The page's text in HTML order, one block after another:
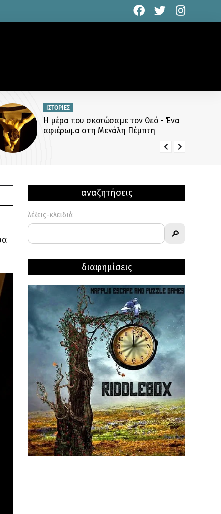
ΙΣΤΟΡΙΕΣ
Η μέρα που σκοτώσαμε τον Θεό - Ένα
αφιέρωμα στη Μεγάλη Πέμπτη
αναζητήσεις
λέξεις-κλειδιά
🔎
διαφημίσεις